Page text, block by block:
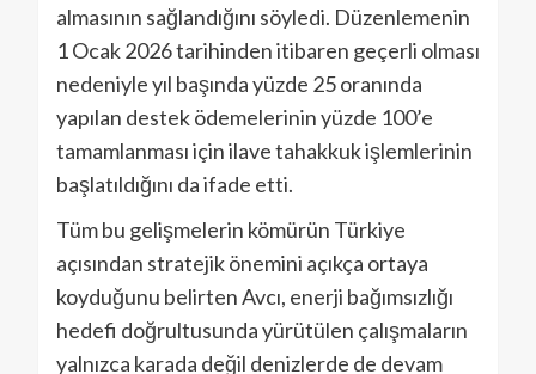
almasının sağlandığını söyledi. Düzenlemenin
1 Ocak 2026 tarihinden itibaren geçerli olması
nedeniyle yıl başında yüzde 25 oranında
yapılan destek ödemelerinin yüzde 100’e
tamamlanması için ilave tahakkuk işlemlerinin
başlatıldığını da ifade etti.
Tüm bu gelişmelerin kömürün Türkiye
açısından stratejik önemini açıkça ortaya
koyduğunu belirten Avcı, enerji bağımsızlığı
hedefi doğrultusunda yürütülen çalışmaların
yalnızca karada değil denizlerde de devam